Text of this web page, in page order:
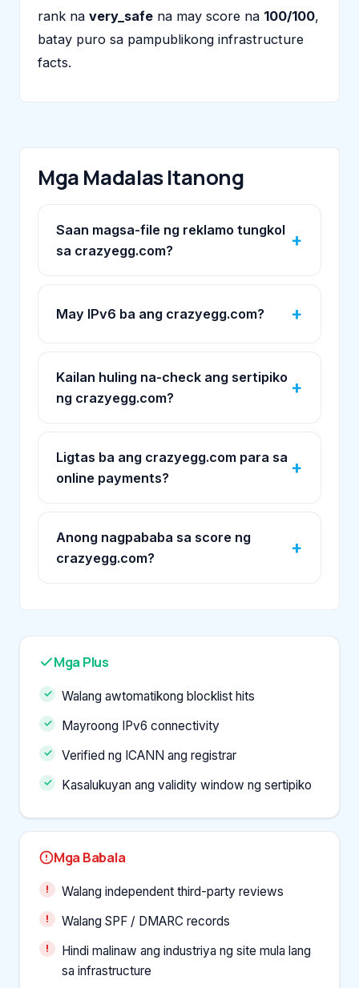
rank na very_safe na may score na 100/100,
batay puro sa pampublikong infrastructure
facts.
Mga Madalas Itanong
Saan magsa-file ng reklamo tungkol
sa crazyegg.com?
May IPv6 ba ang crazyegg.com?
Kailan huling na-check ang sertipiko
ng crazyegg.com?
Ligtas ba ang crazyegg.com para sa
online payments?
Anong nagpababa sa score ng
crazyegg.com?
Mga Plus
Walang awtomatikong blocklist hits
Mayroong IPv6 connectivity
Verified ng ICANN ang registrar
Kasalukuyan ang validity window ng sertipiko
Mga Babala
Walang independent third-party reviews
Walang SPF / DMARC records
Hindi malinaw ang industriya ng site mula lang
sa infrastructure